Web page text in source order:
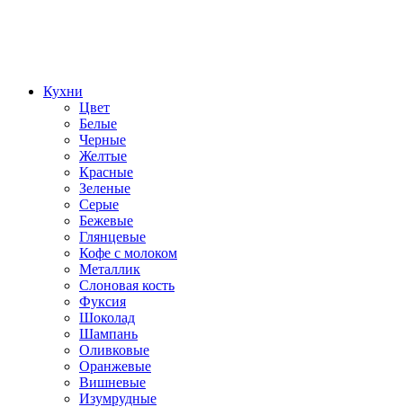
Кухни
Цвет
Белые
Черные
Желтые
Красные
Зеленые
Серые
Бежевые
Глянцевые
Кофе с молоком
Металлик
Слоновая кость
Фуксия
Шоколад
Шампань
Оливковые
Оранжевые
Вишневые
Изумрудные